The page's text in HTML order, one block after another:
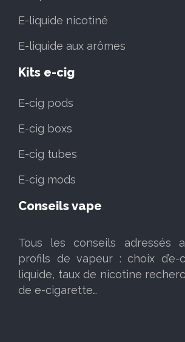
E-liquide nicotiné
E-liquide aux arômes
Kits e-cig
E-cig pods
E-cig boxs
E-cig tubes
E-cig mods
Conseils vape
Tous les conseils adressés
profils de vapeur : choix d’e-
liquide, taux de nicotine
de e-cigarette…